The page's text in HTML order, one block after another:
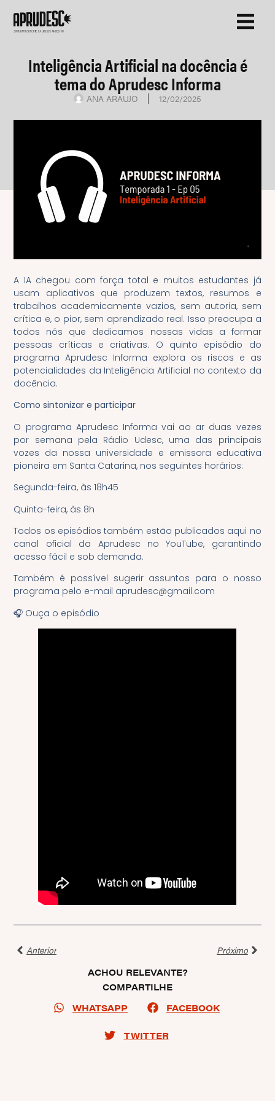
Inteligência Artificial na docência é
tema do Aprudesc Informa
ANA ARAUJO 12/02/2025
A IA chegou com força total e muitos estudantes já
usam aplicativos que produzem textos, resumos e
trabalhos academicamente vazios, sem autoria, sem
crítica e, o pior, sem aprendizado real. Isso preocupa a
todos nós que dedicamos nossas vidas a formar
pessoas críticas e criativas. O quinto episódio do
programa Aprudesc Informa explora os riscos e as
potencialidades da Inteligência Artificial no contexto da
docência.
Como sintonizar e participar
O programa Aprudesc Informa vai ao ar duas vezes
por semana pela Rádio Udesc, uma das principais
vozes da nossa universidade e emissora educativa
pioneira em Santa Catarina, nos seguintes horários:
Segunda-feira, às 18h45
Quinta-feira, às 8h
Todos os episódios também estão publicados aqui no
canal oficial da Aprudesc no YouTube, garantindo
acesso fácil e sob demanda.
Também é possível sugerir assuntos para o nosso
programa pelo e-mail aprudesc@gmail.com
🎧 Ouça o episódio
Anterior
Próximo
ACHOU RELEVANTE?
COMPARTILHE
WHATSAPP
FACEBOOK
TWITTER